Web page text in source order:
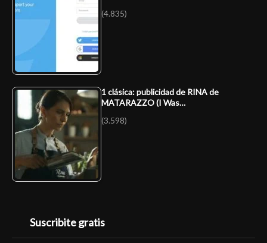
(4.835)
1 clásica: publicidad de RINA de
MATARAZZO (I Was…
(3.598)
Suscribite gratis